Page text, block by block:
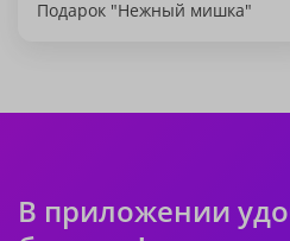
Подарок "Нежный мишка"
В приложении